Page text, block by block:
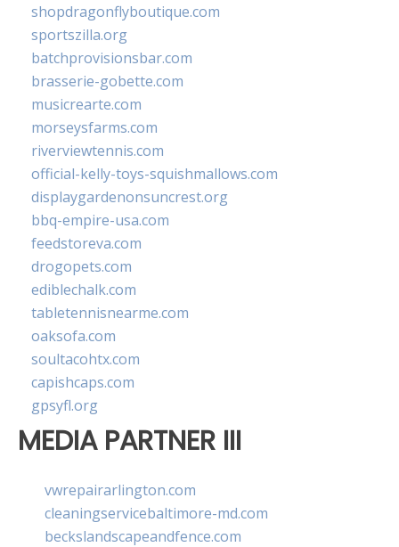
shopdragonflyboutique.com
sportszilla.org
batchprovisionsbar.com
brasserie-gobette.com
musicrearte.com
morseysfarms.com
riverviewtennis.com
official-kelly-toys-squishmallows.com
displaygardenonsuncrest.org
bbq-empire-usa.com
feedstoreva.com
drogopets.com
ediblechalk.com
tabletennisnearme.com
oaksofa.com
soultacohtx.com
capishcaps.com
gpsyfl.org
MEDIA PARTNER III
vwrepairarlington.com
cleaningservicebaltimore-md.com
beckslandscapeandfence.com